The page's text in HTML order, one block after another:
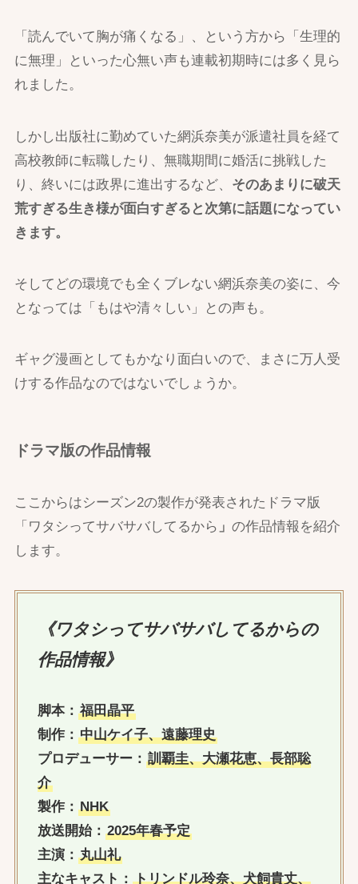
「読んでいて胸が痛くなる」、という方から「生理的
に無理」といった心無い声も連載初期時には多く見ら
れました。
しかし出版社に勤めていた網浜奈美が派遣社員を経て
高校教師に転職したり、無職期間に婚活に挑戦した
り、終いには政界に進出するなど、 そのあまりに破天
荒すぎる生き様が面白すぎると次第に話題になってい
きます。
そしてどの環境でも全くブレない網浜奈美の姿に、今
となっては「もはや清々しい」との声も。
ギャグ漫画としてもかなり面白いので、まさに万人受
けする作品なのではないでしょうか。
ドラマ版の作品情報
ここからはシーズン2の製作が発表されたドラマ版
「ワタシってサバサバしてるから 」 の作品情報を紹介
します。
《ワタシってサバサバしてるからの
作品情報》
脚本：福田晶平
制作：中山ケイ子、遠藤理史
プロデューサー：訓覇圭、大瀬花恵、長部聡
介
製作：NHK
放送開始：2025年春予定
主演：丸山礼
主なキャスト：トリンドル玲奈、犬飼貴丈、